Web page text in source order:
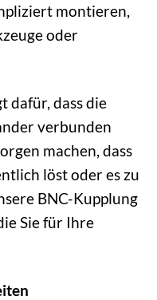
montieren,
oder
dafür, dass die
verbunden
machen, dass
löst oder es zu
BNC-Kupplung
Sie für Ihre